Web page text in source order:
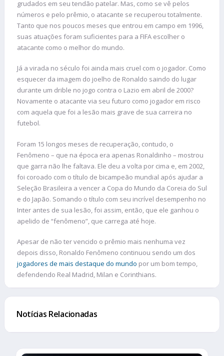
grudados em seu tendão patelar. Mas, como se vê pelos
números e pelo prêmio, o atacante se recuperou totalmente.
Tanto que nos poucos meses que entrou em campo em 1996,
suas atuações foram suficientes para a FIFA escolher o
atacante como o melhor do mundo.
Já a virada no século foi ainda mais cruel com o jogador. Como
esquecer da imagem do joelho de Ronaldo saindo do lugar
durante um drible no jogo contra o Lazio em abril de 2000?
Novamente o atacante via seu futuro como jogador em risco
com aquela que foi a lesão mais grave de sua carreira no
futebol.
Foram 15 longos meses de recuperação, contudo, o
Fenômeno – que na época era apenas Ronaldinho – mostrou
que garra não lhe faltava. Ele deu a volta por cima e, em 2002,
foi coroado com o título de bicampeão mundial após ajudar a
Seleção Brasileira a vencer a Copa do Mundo da Coreia do Sul
e do Japão. Somando o título com seu incrível desempenho no
Inter antes de sua lesão, foi assim, então, que ele ganhou o
apelido de “fenômeno”, que carrega até hoje.
Apesar de não ter vencido o prêmio mais nenhuma vez
depois disso, Ronaldo Fenômeno continuou sendo um dos
jogadores de mais destaque do mundo por um bom tempo,
defendendo Real Madrid, Milan e Corinthians.
Notícias Relacionadas